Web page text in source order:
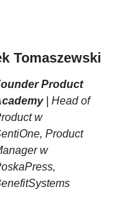
Tomaszewski
Product
| Head of
w
Product
w